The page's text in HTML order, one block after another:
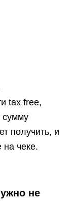
tax free,
сумму
получить, и
на чеке.
не